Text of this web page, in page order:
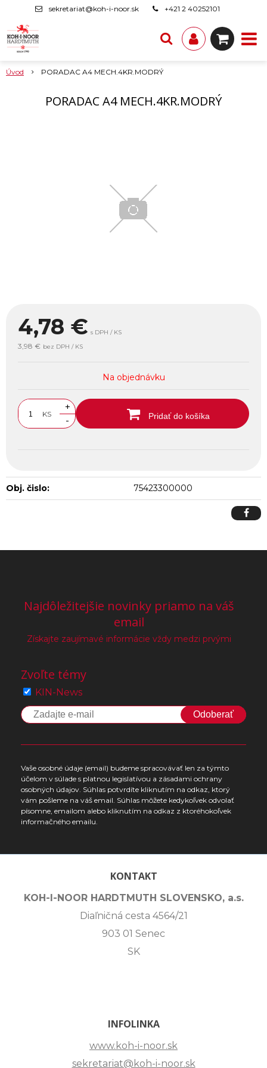
sekretariat@koh-i-noor.sk +421 2 40252101
Úvod PORADAC A4 MECH.4KR.MODRÝ
PORADAC A4 MECH.4KR.MODRÝ
4,78 € s DPH / KS
3,98 € bez DPH / KS
Na objednávku
KS
+
-
Pridať do košíka
Obj. čislo: 75423300000
Najdôležitejšie novinky priamo na váš
email
Získajte zaujímavé informácie vždy medzi prvými
Zvoľte témy
KIN-News
Odoberať
Vaše osobné údaje (email) budeme spracovávať len za týmto
účelom v súlade s platnou legislatívou a zásadami ochrany
osobných údajov. Súhlas potvrdíte kliknutím na odkaz, ktorý
vám pošleme na váš email. Súhlas môžete kedykoľvek odvolať
písomne, emailom alebo kliknutím na odkaz z ktoréhokoľvek
informačného emailu.
KONTAKT
KOH-I-NOOR HARDTMUTH SLOVENSKO, a.s.
Diaľničná cesta 4564/21
903 01 Senec
SK
INFOLINKA
www.koh-i-noor.sk
sekretariat@koh-i-noor.sk